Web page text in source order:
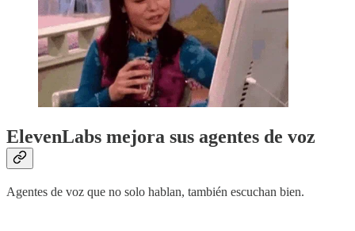
ElevenLabs mejora sus agentes de voz
Agentes de voz que no solo hablan, también escuchan bien.